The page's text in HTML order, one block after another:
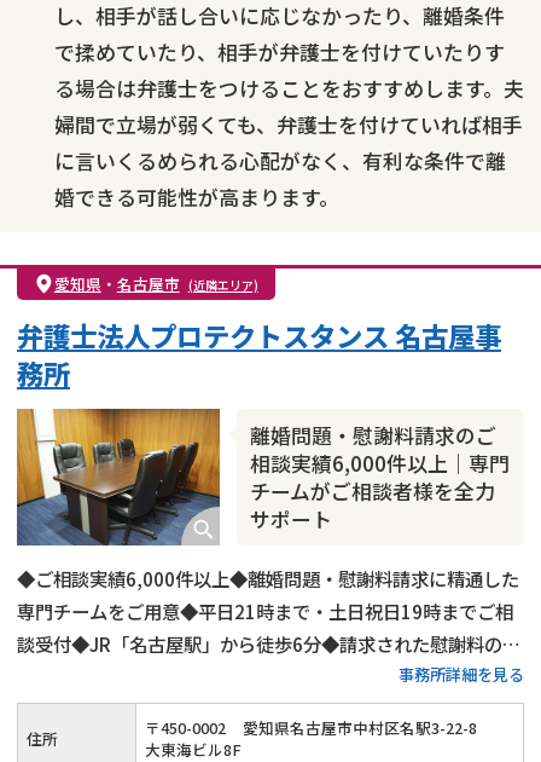
し、相手が話し合いに応じなかったり、離婚条件
で揉めていたり、相手が弁護士を付けていたりす
る場合は弁護士をつけることをおすすめします。夫
婦間で立場が弱くても、弁護士を付けていれば相手
に言いくるめられる心配がなく、有利な条件で離
婚できる可能性が高まります。
愛知県 ・ 名古屋市 (近隣エリア)
離婚問題・慰謝料請求のご
相談実績6,000件以上｜専門
チームがご相談者様を全力
サポート
弁護士法人プロテクトスタンス 名古屋事
務所
◆ご相談実績6,000件以上◆離婚問題・慰謝料請求に精通した
専門チームをご用意◆平日21時まで・土日祝日19時までご相
談受付◆JR「名古屋駅」から徒歩6分◆請求された慰謝料の減
額交渉にも対応◆オンライン相談・電話相談もOK事務所詳細を見る
住所 〒450-0002
愛知県名古屋市中村区名駅3-22-8
大東海ビル8F